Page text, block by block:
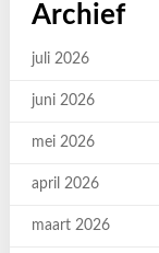
Archief
juli 2026
juni 2026
mei 2026
april 2026
maart 2026